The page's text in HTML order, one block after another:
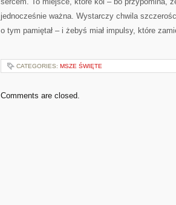
jednocześnie ważna. Wystarczy chwila
o tym pamiętał – i żebyś miał impulsy, które
CATEGORIES: MSZE ŚWIĘTE
Comments are closed.